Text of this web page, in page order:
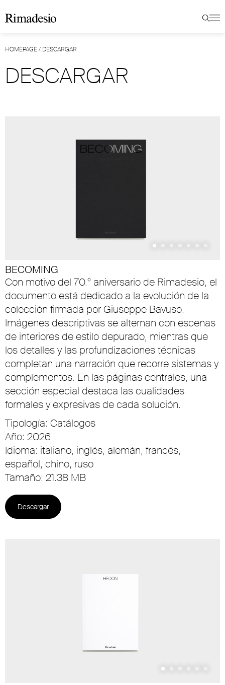
HOMEPAGE/ DESCARGAR
DESCARGAR
BECOMING
Con motivo del 70.º aniversario de Rimadesio, el
documento está dedicado a la evolución de la
colección firmada por Giuseppe Bavuso.
Imágenes descriptivas se alternan con escenas
de interiores de estilo depurado, mientras que
los detalles y las profundizaciones técnicas
completan una narración que recorre sistemas y
complementos. En las páginas centrales, una
sección especial destaca las cualidades
formales y expresivas de cada solución.
Tipología: Catálogos
Año: 2026
Idioma: italiano, inglés, alemán, francés,
español, chino, ruso
Tamaño: 21.38 MB
Descargar